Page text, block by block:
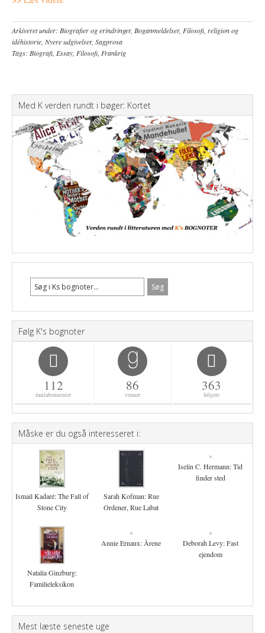
Arkiveret under: Biografier og erindringer, Boganmeldelser, Filosofi, religion og
idéhistorie Nyere udgivelser, Sagprosa
Tags: Biografi Essay Filosofi Frankrig
Med K verden rundt i bøger: Kortet
Følg K's bognoter
112
mailabonnenter
86
venner
363
følgere
Måske er du også interesseret i:
Ismail Kadaré: The Fall of
Stone City
Sarah Kofman: Rue
Ordener, Rue Labat
Iselin C. Hermann: Tid
finder sted
Natalia Ginzburg:
Familieleksikon
Annie Ernaux: Årene
Deborah Levy: Fast
ejendom
Mest læste seneste uge